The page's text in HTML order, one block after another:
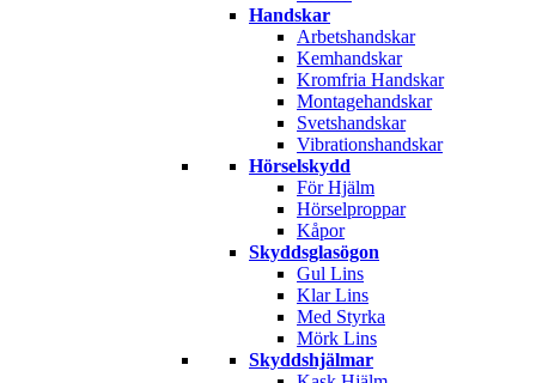
Handskar
Arbetshandskar
Kemhandskar
Kromfria Handskar
Montagehandskar
Svetshandskar
Vibrationshandskar
Hörselskydd
För Hjälm
Hörselproppar
Kåpor
Skyddsglasögon
Gul Lins
Klar Lins
Med Styrka
Mörk Lins
Skyddshjälmar